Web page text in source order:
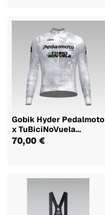
Gobik Hyder Pedalmoto
x TuBiciNoVuela
maillot...
70,00 €